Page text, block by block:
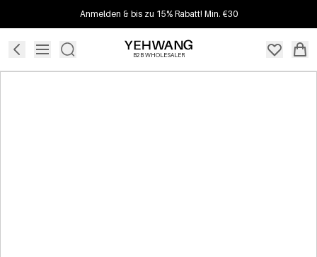
Anmelden & bis zu 15% Rabatt! Min. €30
B2B WHOLESALER